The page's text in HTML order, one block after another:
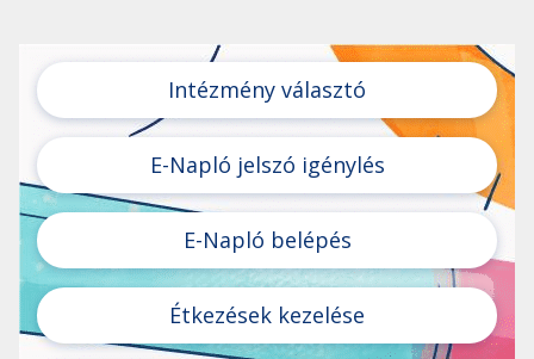
Intézmény választó
E-Napló jelszó igénylés
E-Napló belépés
Étkezések kezelése